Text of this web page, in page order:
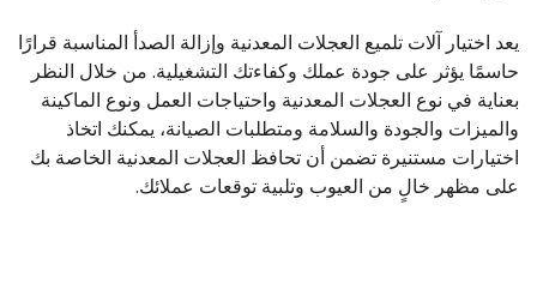
يعد اختيار آلات تلميع العجلات المعدنية وإزالة الصدأ المناسبة قرارًا
حاسمًا يؤثر على جودة عملك وكفاءتك التشغيلية. من خلال النظر
بعناية في نوع العجلات المعدنية واحتياجات العمل ونوع الماكينة
والميزات والجودة والسلامة ومتطلبات الصيانة، يمكنك اتخاذ
اختيارات مستنيرة تضمن أن تحافظ العجلات المعدنية الخاصة بك
على مظهر خالٍ من العيوب وتلبية توقعات عملائك.